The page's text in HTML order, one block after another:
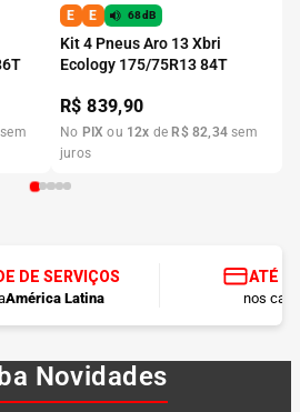
sem
E E 68dB
Kit 4 Pneus Aro 13 Xbri
Ecology 175/75R13 84T
R$839,90
No PIX ou 12x de R$ 82,34 sem
juros
DE SERVIÇOS
América Latina
ATÉ
nos
Novidades